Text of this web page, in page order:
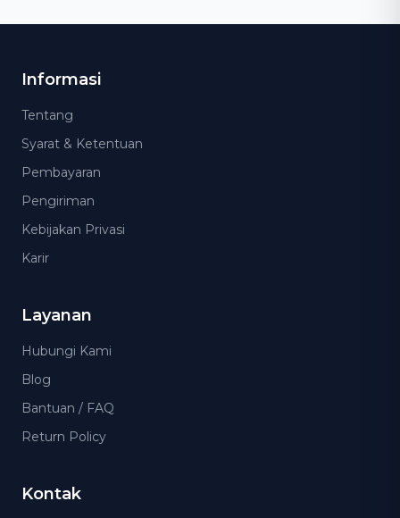
Informasi
Tentang
Syarat & Ketentuan
Pembayaran
Pengiriman
Kebijakan Privasi
Karir
Layanan
Hubungi Kami
Blog
Bantuan / FAQ
Return Policy
Kontak